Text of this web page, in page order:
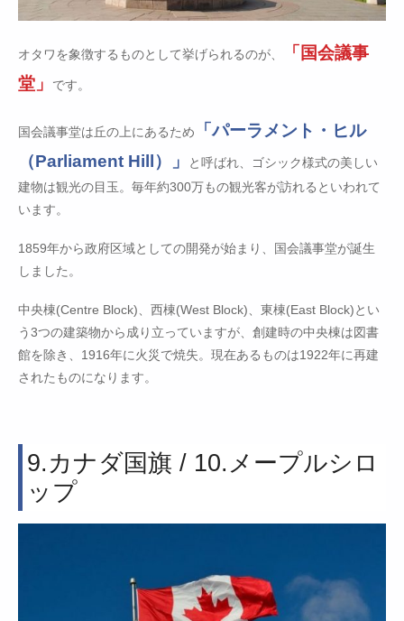
オタワを象徴するものとして挙げられるのが、
「国会議事
堂」
です。
国会議事堂は丘の上にあるため
「パーラメント・ヒル
（Parliament Hill）」
と呼ばれ、ゴシック様式の美しい
建物は観光の目玉。毎年約300万もの観光客が訪れるといわれて
います。
1859年から政府区域としての開発が始まり、国会議事堂が誕生
しました。
中央棟(Centre Block)、西棟(West Block)、東棟(East Block)とい
う3つの建築物から成り立っていますが、創建時の中央棟は図書
館を除き、1916年に火災で焼失。現在あるものは1922年に再建
されたものになります。
9.カナダ国旗 / 10.メープルシロ
ップ